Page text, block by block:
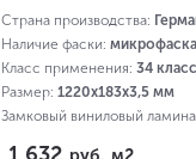
Страна производства:
Наличие фаски: микрофаска
Класс применения: 34 класс
Размер: 1220х183х3,5 мм
Замковый виниловый